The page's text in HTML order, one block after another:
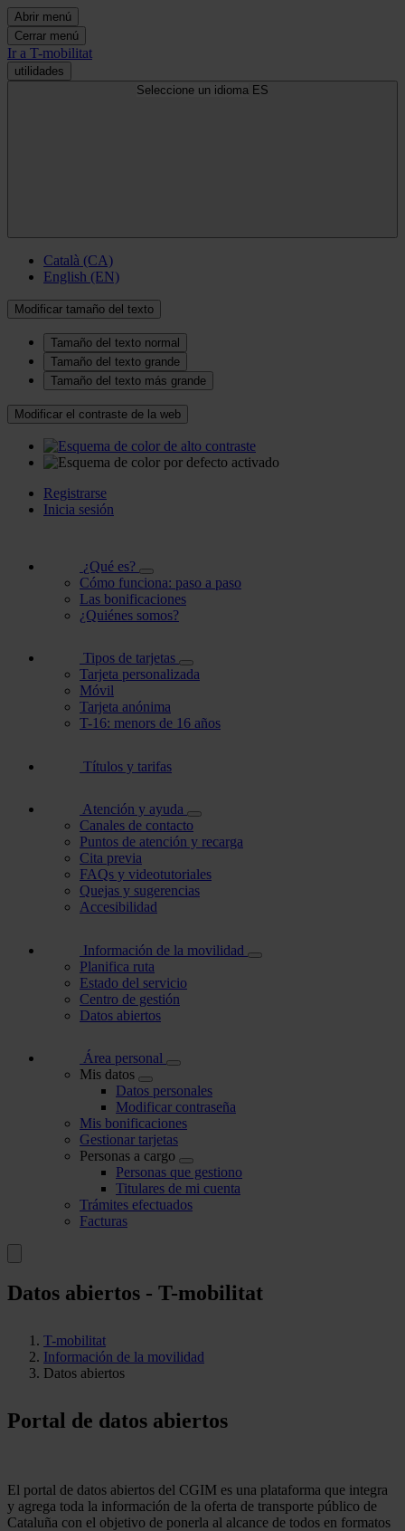
Abrir menú
Cerrar menú
Ir a T-mobilitat
utilidades
Seleccione un idioma
Català (CA)
English (EN)
Modificar tamaño del texto
Tamaño del texto normal
Tamaño del texto grande
Tamaño del texto más grande
Modificar el contraste de la web
Registrarse
Inicia sesión
¿Qué es?
Cómo funciona: paso a paso
Las bonificaciones
¿Quiénes somos?
Tipos de tarjetas
Tarjeta personalizada
Móvil
Tarjeta anónima
T-16: menors de 16 años
Títulos y tarifas
Atención y ayuda
Canales de contacto
Puntos de atención y recarga
Cita previa
FAQs y videotutoriales
Quejas y sugerencias
Accesibilidad
Información de la movilidad
Planifica ruta
Estado del servicio
Centro de gestión
Datos abiertos
Área personal
Mis datos
Datos personales
Modificar contraseña
Mis bonificaciones
Gestionar tarjetas
Personas a cargo
Personas que gestiono
Titulares de mi cuenta
Trámites efectuados
Facturas
Datos abiertos - T-mobilitat
T-mobilitat
Información de la movilidad
Datos abiertos
Portal de datos abiertos
El portal de datos abiertos del CGIM es una plataforma que integra
y agrega toda la información de la oferta de transporte público de
Cataluña con el objetivo de ponerla al alcance de todos en formatos